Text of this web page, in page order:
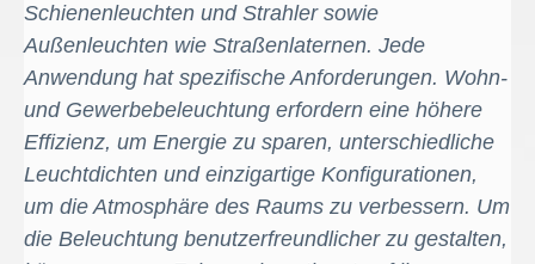
Schienenleuchten und Strahler sowie
Außenleuchten wie Straßenlaternen. Jede
Anwendung hat spezifische Anforderungen. Wohn-
und Gewerbebeleuchtung erfordern eine höhere
Effizienz, um Energie zu sparen, unterschiedliche
Leuchtdichten und einzigartige Konfigurationen,
um die Atmosphäre des Raums zu verbessern. Um
die Beleuchtung benutzerfreundlicher zu gestalten,